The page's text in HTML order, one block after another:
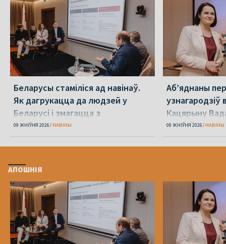
Беларусы стаміліся ад навінаў.
Як дагрукацца да людзей у
Беларусі і змагацца з
прапагандай?
09 ЖНІЎНЯ 2026 НАВІНЫ
Аб’яднаны
узнагародзіў
Кацярыну
асобаў
09 ЖНІЎНЯ 2026 НАВІНЫ
АПОШНІЯ